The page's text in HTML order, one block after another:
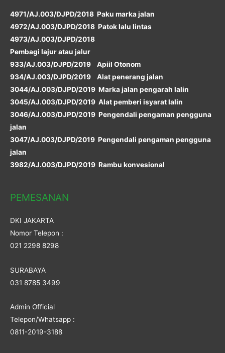
4971/AJ.003/DJPD/2018 Paku marka jalan
4972/AJ.003/DJPD/2018 Patok lalu lintas
4973/AJ.003/DJPD/2018
Pembagi lajur atau jalur
933/AJ.003/DJPD/2019 Apiil Otonom
934/AJ.003/DJPD/2019 Alat penerang jalan
3044/AJ.003/DJPD/2019 Marka jalan pengarah lalin
3045/AJ.003/DJPD/2019 Alat pemberi isyarat lalin
3046/AJ.003/DJPD/2019 Pengendali pengaman pengguna
jalan
3047/AJ.003/DJPD/2019 Pengendali pengaman pengguna
jalan
3982/AJ.003/DJPD/2019 Rambu konvesional
PEMESANAN
DKI JAKARTA
Nomor Telepon :
021 2298 8298
SURABAYA
031 8785 3499
Admin Official
Telepon/Whatsapp :
0811-2019-3188